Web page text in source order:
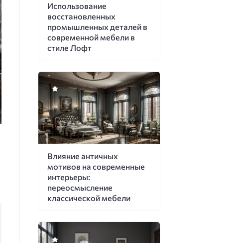
Использование
восстановленных
промышленных деталей в
современной мебели в
стиле Лофт
Влияние античных
мотивов на современные
интерьеры:
переосмысление
классической мебели